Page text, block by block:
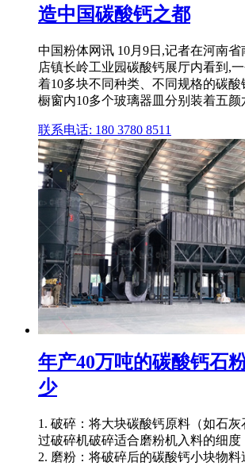
造中国碳酸钙之都
中国粉体网讯 10月9日,记者在河南
店镇长岭工业园碳酸钙展厅内看到,
着10多块不同种类、不同规格的碳
橱窗内10多个玻璃器皿分别装着五颜
联系电话: 180 3780 8511
年产40万吨的碳酸钙石
少
1. 破碎：将大块碳酸钙原料（如石
过破碎机破碎适合磨粉机入料的细度
2. 磨粉：将破碎后的碳酸钙小块物